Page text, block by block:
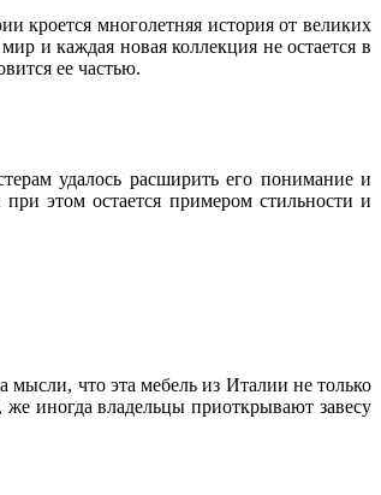
кроется многолетняя история от великих
и каждая новая коллекция не остается в
ее частью.
удалось расширить его понимание и
этом остается примером стильности и
мысли, что эта мебель из Италии не только
иногда владельцы приоткрывают завесу